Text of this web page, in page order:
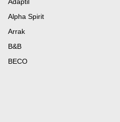
Adaptil
Alpha Spirit
Arrak
B&B
BECO